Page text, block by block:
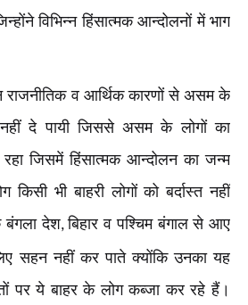
विभिन्न हिंसात्मक आन्दोलनों में भाग
राजनीतिक व आर्थिक कारणों से असम के
दे पायी जिससे असम के लोगों का
रहा जिसमें हिंसात्मक आन्दोलन का जन्म
भी बाहरी लोगों को बर्दास्त नहीं
बंगला देश,बिहार व पश्चिम बंगाल से आए
सहन नहीं कर पाते क्योंकि उनका यह
पर ये बाहर के लोग कब्जा कर रहे हैं।